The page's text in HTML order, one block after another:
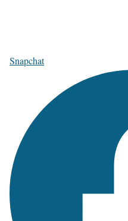
Snapchat